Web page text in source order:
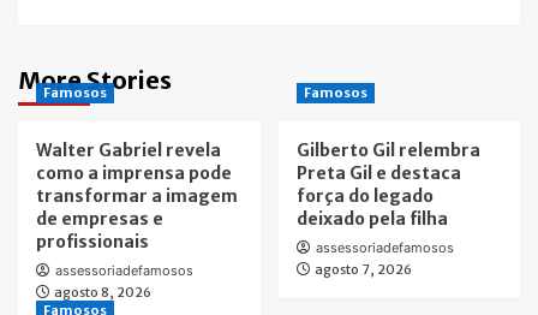
More Stories
Famosos
Walter Gabriel revela
como a imprensa pode
transformar a imagem
de empresas e
profissionais
assessoriadefamosos
agosto 8, 2026
Famosos
Gilberto Gil relembra
Preta Gil e destaca
força do legado
deixado pela filha
assessoriadefamosos
agosto 7, 2026
Famosos